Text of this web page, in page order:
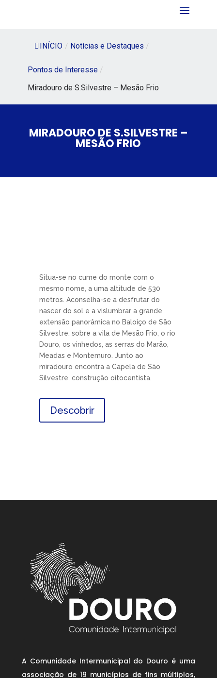
INÍCIO / Notícias e Destaques /
Pontos de Interesse /
Miradouro de S.Silvestre – Mesão Frio
MIRADOURO DE S.SILVESTRE –
MESÃO FRIO
Situa-se no cume do monte com o
mesmo nome, a uma altitude de 530
metros. Aconselha-se a desfrutar do
nascer do sol e a vislumbrar a grande
extensão panorâmica no Baloiço de São
Silvestre, sobre a vila de Mesão Frio, o rio
Douro, os vinhedos, as serras do Marão,
Meadas e Montemuro. Junto ao
miradouro encontra a Capela de São
Silvestre, construção oitocentista.
Descobrir
A Comunidade Intermunicipal do Douro é uma
associação de 19 municípios de fins múltiplos,